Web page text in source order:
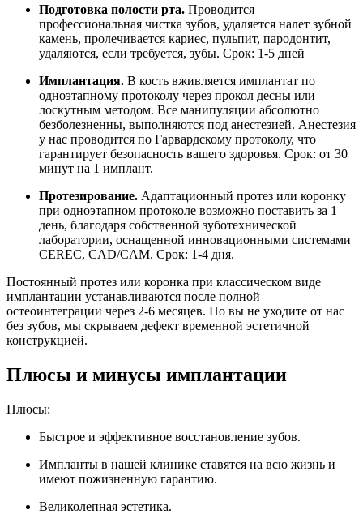
Подготовка полости рта. Проводится
профессиональная чистка зубов, удаляется налет зубной
камень, пролечивается кариес, пульпит, пародонтит,
удаляются, если требуется, зубы. Срок: 1-5 дней
Имплантация. В кость вживляется имплантат по
одноэтапному протоколу через прокол десны или
лоскутным методом. Все манипуляции абсолютно
безболезненны, выполняются под анестезией. Анестезия
у нас проводится по Гарвардскому протоколу, что
гарантирует безопасность вашего здоровья. Срок: от 30
минут на 1 имплант.
Протезирование. Адаптационный протез или коронку
при одноэтапном протоколе возможно поставить за 1
день, благодаря собственной зуботехнической
лаборатории, оснащенной инновационными системами
CEREC, CAD/CAM. Срок: 1-4 дня.
Постоянный протез или коронка при классическом виде
имплантации устанавливаются после полной
остеоинтеграции через 2-6 месяцев. Но вы не уходите от нас
без зубов, мы скрываем дефект временной эстетичной
конструкцией.
Плюсы и минусы имплантации
Плюсы:
Быстрое и эффективное восстановление зубов.
Импланты в нашей клинике ставятся на всю жизнь и
имеют пожизненную гарантию.
Великолепная эстетика.